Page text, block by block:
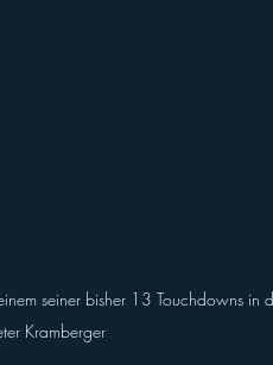
seiner bisher 13 Touchdowns in
Kramberger